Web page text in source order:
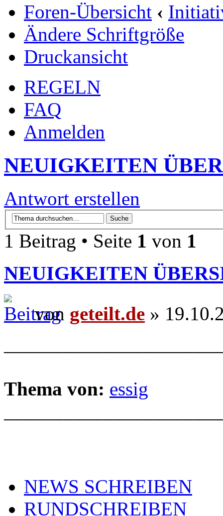
Foren-Übersicht ‹
Ändere Schriftgröße
Druckansicht
REGELN
FAQ
Anmelden
NEUIGKEITEN
Antwort erstellen
1 Beitrag • Seite 1 von 1
NEUIGKEITEN
von geteilt.de »
Thema von: essig
NEWS SCHREIBEN
RUNDSCHREIBEN